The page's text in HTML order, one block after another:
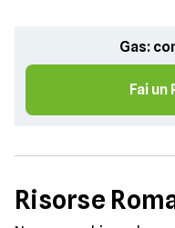
Gas:
Fai un
Risorse